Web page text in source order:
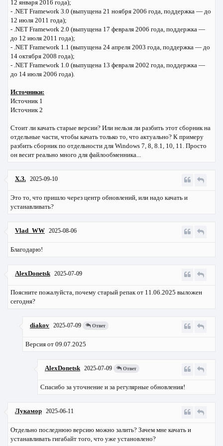
12 января 2016 года);
- .NET Framework 3.0 (выпущена 21 ноября 2006 года, поддержка — до
12 июля 2011 года);
- .NET Framework 2.0 (выпущена 17 февраля 2006 года, поддержка —
до 12 июля 2011 года);
- .NET Framework 1.1 (выпущена 24 апреля 2003 года, поддержка — до
14 октября 2008 года);
- .NET Framework 1.0 (выпущена 13 февраля 2002 года, поддержка —
до 14 июля 2006 года).
Источники:
Источник 1
Источник 2
Стоит ли качать старые версии? Или нельзя ли разбить этот сборник на
отдельные части, чтобы качать только то, что актуально? К примеру
разбить сборник по отдельности для Windows 7, 8, 8.1, 10, 11. Просто
он весит реально много для файлообменника...
Х.З. 2025-09-10
Это то, что пришло через центр обновлений, или надо качать и
устанавливать?
Vlad_WW 2025-08-06
Благодарю!
AlexDonetsk 2025-07-09
Поясните пожалуйста, почему старый репак от 11.06.2025 выложен
сегодня?
diakov 2025-07-09 Ответ
Версия от 09.07.2025
AlexDonetsk 2025-07-09 Ответ
Спасибо за уточнение и за регулярные обновления!
Лукамор 2025-06-11
Отдельно последнюю версию можно залить? Зачем мне качать и
устанавливать гигабайт того, что уже установлено?